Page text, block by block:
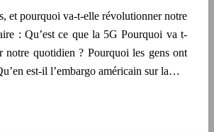
et pourquoi va-t-elle révolutionner notre
: Qu’est ce que la 5G Pourquoi va t-
notre quotidien ? Pourquoi les gens ont
est-il l’embargo américain sur la…